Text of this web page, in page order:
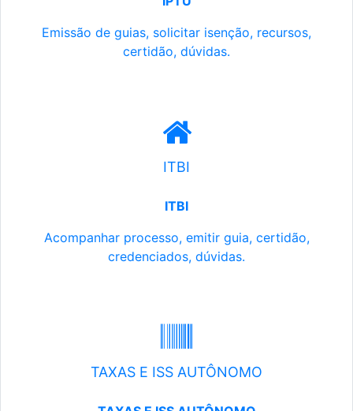
Emissão de guias, solicitar isenção, recursos,
certidão, dúvidas.
ITBI
ITBI
Acompanhar processo, emitir guia, certidão,
credenciados, dúvidas.
TAXAS E ISS AUTÔNOMO